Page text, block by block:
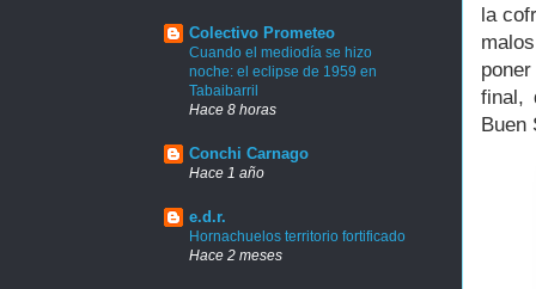
la
final,
Buen
Colectivo Prometeo
Cuando el mediodía se hizo
noche: el eclipse de 1959 en
Tabaibarril
Hace 8 horas
Conchi Carnago
Hace 1 año
e.d.r.
Hornachuelos territorio fortificado
Hace 2 meses